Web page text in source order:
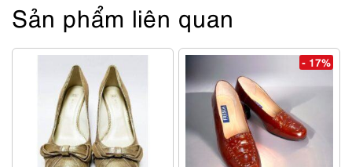
Sản phẩm liên quan
- 17%